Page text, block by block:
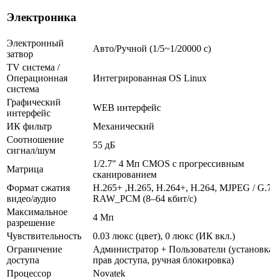
Электроника
Электронный
затвор
Авто/Ручной (1/5~1/20000 c)
TV система /
Операционная
система
Интегрированная OS Linux
Графический
интерфейс
WEB интерфейс
ИК фильтр
Механический
Соотношение
сигнал/шум
55 дБ
Матрица
1/2.7" 4 Мп CMOS с прогрессивным
сканированием
Формат сжатия
видео/аудио
H.265+ ,H.265, H.264+, H.264, MJPEG /
RAW_PCM (8–64 кбит/с)
Максимальное
разрешение
4 Мп
Чувствительность
0.03 люкс (цвет), 0 люкс (ИК вкл.)
Ограничение
доступа
Администратор + Пользователи
прав доступа, ручная блокировка)
Процессор
Novatek